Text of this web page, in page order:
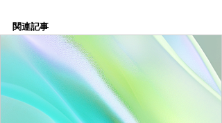
関連記事